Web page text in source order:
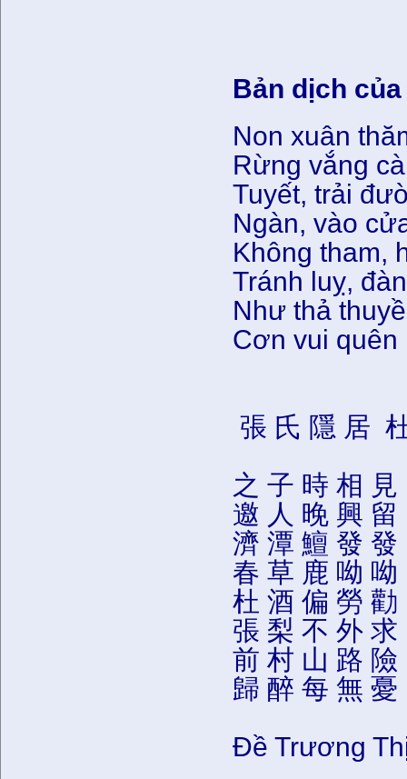
Bản dịch
Non xuân
Rừng vắng
Tuyết, trải
Ngàn, vào
Không tham,
Tránh luỵ,
Như thả
Cơn vui
張 氏 隱 居
之 子 時 相 見
邀 人 晚 興 留
濟 潭 鱣 發 發
春 草 鹿 呦 呦
杜 酒 偏 勞 勸
張 梨 不 外 求
前 村 山 路 險
歸 醉 每 無 憂
Đề Trương